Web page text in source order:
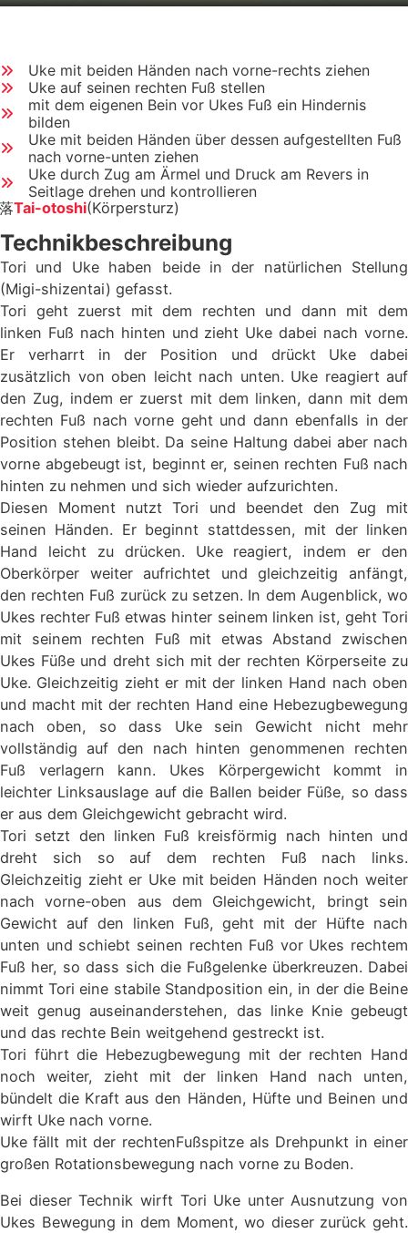
Uke mit beiden Händen nach vorne-rechts ziehen
Uke auf seinen rechten Fuß stellen
mit dem eigenen Bein vor Ukes Fuß ein Hindernis
bilden
Uke mit beiden Händen über dessen aufgestellten Fuß
nach vorne-unten ziehen
Uke durch Zug am Ärmel und Druck am Revers in
Seitlage drehen und kontrollieren
Tai-otoshi(Körpersturz)
Technikbeschreibung
Tori und Uke haben beide in der natürlichen Stellung
(Migi-shizentai) gefasst.
Tori geht zuerst mit dem rechten und dann mit dem
linken Fuß nach hinten und zieht Uke dabei nach vorne.
Er verharrt in der Position und drückt Uke dabei
zusätzlich von oben leicht nach unten. Uke reagiert auf
den Zug, indem er zuerst mit dem linken, dann mit dem
rechten Fuß nach vorne geht und dann ebenfalls in der
Position stehen bleibt. Da seine Haltung dabei aber nach
vorne abgebeugt ist, beginnt er, seinen rechten Fuß nach
hinten zu nehmen und sich wieder aufzurichten.
Diesen Moment nutzt Tori und beendet den Zug mit
seinen Händen. Er beginnt stattdessen, mit der linken
Hand leicht zu drücken. Uke reagiert, indem er den
Oberkörper weiter aufrichtet und gleichzeitig anfängt,
den rechten Fuß zurück zu setzen. In dem Augenblick, wo
Ukes rechter Fuß etwas hinter seinem linken ist, geht Tori
mit seinem rechten Fuß mit etwas Abstand zwischen
Ukes Füße und dreht sich mit der rechten Körperseite zu
Uke. Gleichzeitig zieht er mit der linken Hand nach oben
und macht mit der rechten Hand eine Hebezugbewegung
nach oben, so dass Uke sein Gewicht nicht mehr
vollständig auf den nach hinten genommenen rechten
Fuß verlagern kann. Ukes Körpergewicht kommt in
leichter Linksauslage auf die Ballen beider Füße, so dass
er aus dem Gleichgewicht gebracht wird.
Tori setzt den linken Fuß kreisförmig nach hinten und
dreht sich so auf dem rechten Fuß nach links.
Gleichzeitig zieht er Uke mit beiden Händen noch weiter
nach vorne-oben aus dem Gleichgewicht, bringt sein
Gewicht auf den linken Fuß, geht mit der Hüfte nach
unten und schiebt seinen rechten Fuß vor Ukes rechtem
Fuß her, so dass sich die Fußgelenke überkreuzen. Dabei
nimmt Tori eine stabile Standposition ein, in der die Beine
weit genug auseinanderstehen, das linke Knie gebeugt
und das rechte Bein weitgehend gestreckt ist.
Tori führt die Hebezugbewegung mit der rechten Hand
noch weiter, zieht mit der linken Hand nach unten,
bündelt die Kraft aus den Händen, Hüfte und Beinen und
wirft Uke nach vorne.
Uke fällt mit der rechtenFußspitze als Drehpunkt in einer
großen Rotationsbewegung nach vorne zu Boden.
Bei dieser Technik wirft Tori Uke unter Ausnutzung von
Ukes Bewegung in dem Moment, wo dieser zurück geht.